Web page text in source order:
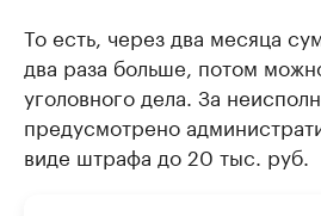
То есть, через два месяца
два раза больше, потом
уголовного дела. За
предусмотрено
виде штрафа до 20 тыс. руб.